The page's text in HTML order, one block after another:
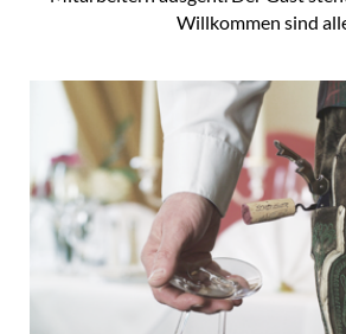
Willkommen sind